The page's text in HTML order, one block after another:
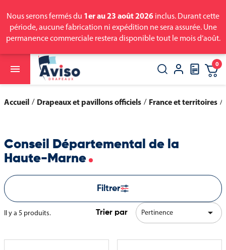
Nous serons fermés du 1er au 23 août 2026 inclus. Durant cette
période, aucune fabrication ni expédition ne sera assurée. Une
permanence commerciale restera disponible tout le mois d’août.
 0
search
Accueil Drapeaux et pavillons officiels France et territoires
Conseil Départemental de la
Haute-Marne
Filtrer
Il y a 5 produits. Trier par Pertinence 